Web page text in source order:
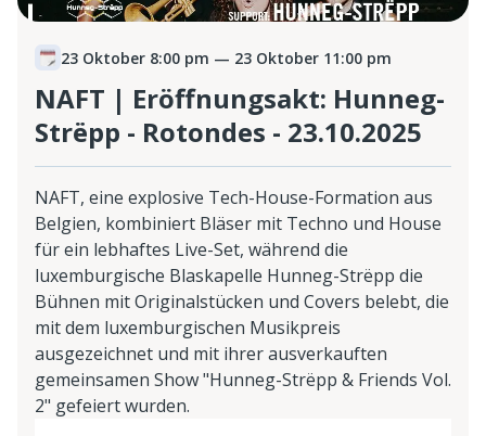
23 Oktober 8:00 pm — 23 Oktober 11:00 pm
NAFT | Eröffnungsakt: Hunneg-
Strëpp - Rotondes - 23.10.2025
NAFT, eine explosive Tech-House-Formation aus
Belgien, kombiniert Bläser mit Techno und House
für ein lebhaftes Live-Set, während die
luxemburgische Blaskapelle Hunneg-Strëpp die
Bühnen mit Originalstücken und Covers belebt, die
mit dem luxemburgischen Musikpreis
ausgezeichnet und mit ihrer ausverkauften
gemeinsamen Show "Hunneg-Strëpp & Friends Vol.
2" gefeiert wurden.